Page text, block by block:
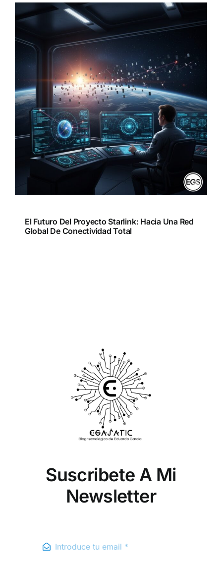
El Futuro Del Proyecto Starlink: Hacia Una Red
Global De Conectividad Total
Suscribete A Mi
Newsletter